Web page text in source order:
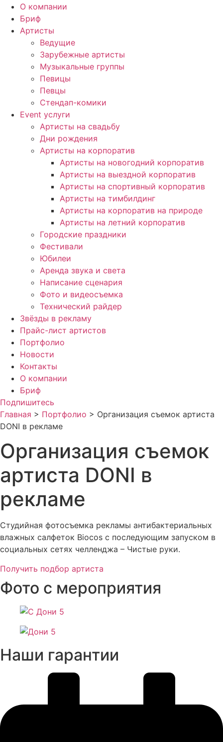
О компании
Бриф
Артисты
Ведущие
Зарубежные артисты
Музыкальные группы
Певицы
Певцы
Стендап-комики
Event услуги
Артисты на свадьбу
Дни рождения
Артисты на корпоратив
Артисты на новогодний корпоратив
Артисты на выездной корпоратив
Артисты на спортивный корпоратив
Артисты на тимбилдинг
Артисты на корпоратив на природе
Артисты на летний корпоратив
Городские праздники
Фестивали
Юбилеи
Аренда звука и света
Написание сценария
Фото и видеосъемка
Технический райдер
Звёзды в рекламу
Прайс-лист артистов
Портфолио
Новости
Контакты
О компании
Бриф
Подпишитесь
Главная > Портфолио > Организация съемок артиста
DONI в рекламе
Организация съемок
артиста DONI в
рекламе
Студийная фотосъемка рекламы антибактериальных
влажных салфеток Biocos с последующим запуском в
социальных сетях челленджа – Чистые руки.
Получить подбор артиста
Фото с мероприятия
Наши гарантии